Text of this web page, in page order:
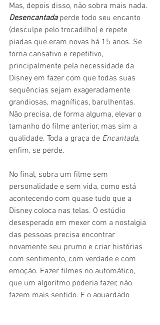
Mas, depois disso, não sobra mais nada.
Desencantada perde todo seu encanto
(desculpe pelo trocadilho) e repete
piadas que eram novas há 15 anos. Se
torna cansativo e repetitivo,
principalmente pela necessidade da
Disney em fazer com que todas suas
sequências sejam exageradamente
grandiosas, magníficas, barulhentas.
Não precisa, de forma alguma, elevar o
tamanho do filme anterior, mas sim a
qualidade. Toda a graça de Encantada,
enfim, se perde.
No final, sobra um filme sem
personalidade e sem vida, como está
acontecendo com quase tudo que a
Disney coloca nas telas. O estúdio
desesperado em mexer com a nostalgia
das pessoas precisa encontrar
novamente seu prumo e criar histórias
com sentimento, com verdade e com
emoção. Fazer filmes no automático,
que um algoritmo poderia fazer, não
fazem mais sentido. E o aguardado